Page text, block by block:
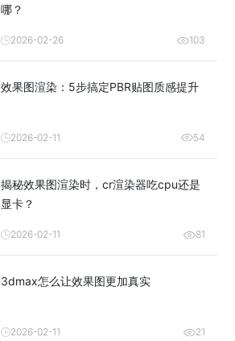
哪？
2026-02-26 103
效果图渲染：5步搞定PBR贴图质感提升
2026-02-11 54
揭秘效果图渲染时，cr渲染器吃cpu还是
显卡？
2026-02-11 81
3dmax怎么让效果图更加真实
2026-02-11 21